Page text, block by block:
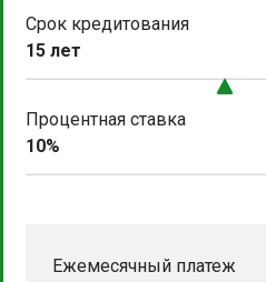
Срок кредитования
15 лет
Процентная ставка
10%
Ежемесячный платеж